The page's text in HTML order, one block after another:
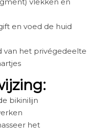
en voed de huid
van het privégedeelte
bikinilijn
het